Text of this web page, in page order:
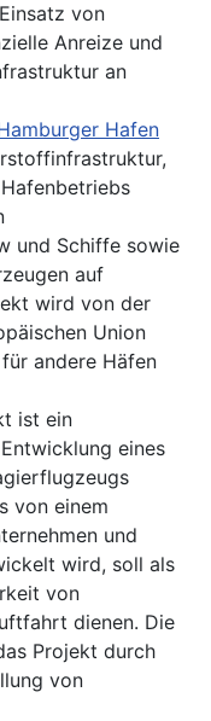
von
Anreize und
an
Hafen
und Schiffe sowie
auf
wird von der
Union
andere Häfen
ist ein
eines
von einem
und
wird, soll als
von
dienen. Die
Projekt durch
von